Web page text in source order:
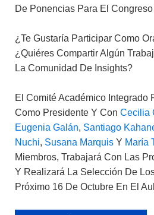
De Ponencias Para El
¿Te Gustaría Participar Como
¿Quiéres Compartir Algún
La Comunidad De Insights?
El Comité Académico Integrado
Como Presidente Y Con Cecilia
Eugenia Galán, Santiago
Nuchi, Susana MarquisY María
Miembros, Trabajará Con Las
Y Realizará La Selección De
Próximo 16 De Octubre En El